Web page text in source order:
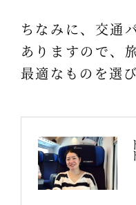
ちなみに、交通
ありますので、
最適なものを選